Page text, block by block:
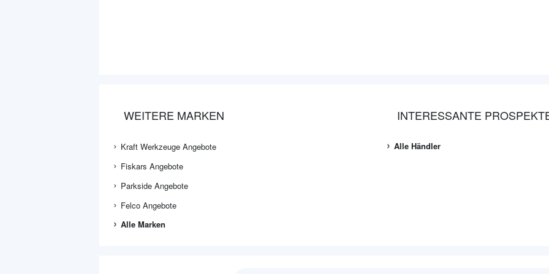
WEITERE MARKEN
Kraft Werkzeuge Angebote
Fiskars Angebote
Parkside Angebote
Felco Angebote
Alle Marken
INTERESSANTE
Alle Händler